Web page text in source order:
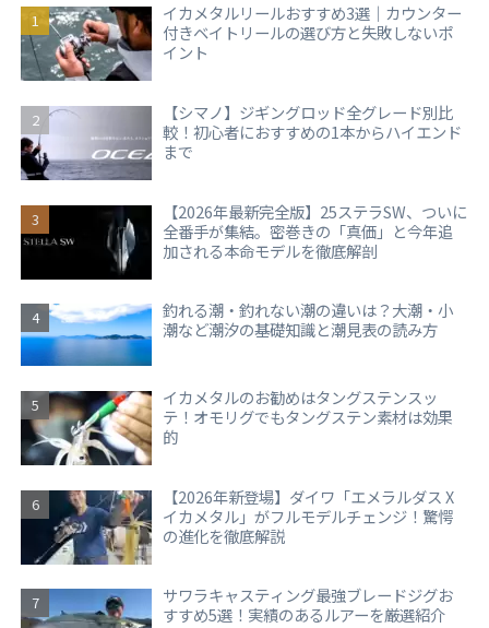
イカメタルリールおすすめ3選｜カウンター
付きベイトリールの選び方と失敗しないポ
イント
【シマノ】ジギングロッド全グレード別比
較！初心者におすすめの1本からハイエンド
まで
【2026年最新完全版】25ステラSW、ついに
全番手が集結。密巻きの「真価」と今年追
加される本命モデルを徹底解剖
釣れる潮・釣れない潮の違いは？大潮・小
潮など潮汐の基礎知識と潮見表の読み方
イカメタルのお勧めはタングステンスッ
テ！オモリグでもタングステン素材は効果
的
【2026年新登場】ダイワ「エメラルダス X
イカメタル」がフルモデルチェンジ！驚愕
の進化を徹底解説
サワラキャスティング最強ブレードジグお
すすめ5選！実績のあるルアーを厳選紹介